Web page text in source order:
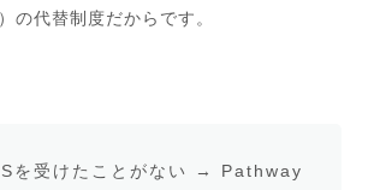
の代替制度だからです。
を受けたことがない → Pathway